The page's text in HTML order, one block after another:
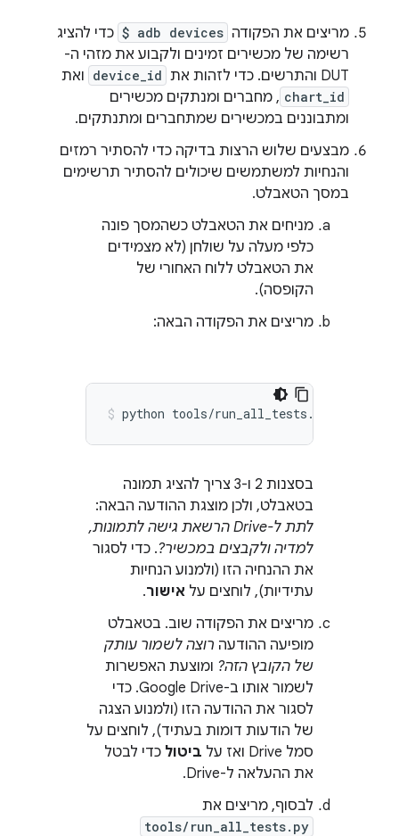
מריצים את הפקודה $ adb devices כדי להציג
רשימה של מכשירים זמינים ולקבוע את מזהי ה-
DUT והתרשים. כדי לזהות את
device_id ואת
chart_id , מחברים ומנתקים מכשירים
ומתבוננים במכשירים שמתחברים ומתנתקים.
מבצעים שלוש הרצות בדיקה כדי להסתיר רמזים
והנחיות למשתמשים שיכולים להסתיר תרשימים
במסך הטאבלט.
מניחים את הטאבלט כשהמסך פונה
כלפי מעלה על שולחן (לא מצמידים
את הטאבלט ללוח האחורי של
הקופסה).
מריצים את הפקודה הבאה:
בסצנות 2 ו-3 צריך להציג תמונה
בטאבלט, ולכן מוצגת ההודעה הבאה:
לתת ל-Drive הרשאת גישה לתמונות,
למדיה ולקבצים במכשיר?. כדי לסגור
את ההנחיה הזו (ולמנוע הנחיות
עתידיות), לוחצים על אישור.
מריצים את הפקודה שוב. בטאבלט
מופיעה ההודעה רוצה לשמור עותק
של הקובץ הזה? ומוצעת האפשרות
לשמור אותו ב-Google Drive. כדי
לסגור את ההודעה הזו (ולמנוע הצגה
של הודעות דומות בעתיד), לוחצים על
סמל Drive ואז על
ביטול כדי לבטל
את ההעלאה ל-Drive.
לבסוף, מריצים את
tools/run_all_tests.py